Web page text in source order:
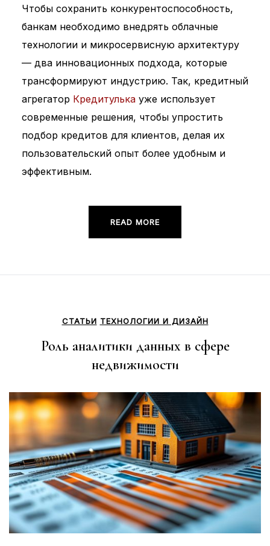
Чтобы сохранить конкурентоспособность,
банкам необходимо внедрять облачные
технологии и микросервисную архитектуру
— два инновационных подхода, которые
трансформируют индустрию. Так, кредитный
агрегатор Кредитулькауже использует
современные решения, чтобы упростить
подбор кредитов для клиентов, делая их
пользовательский опыт более удобным и
эффективным.
READ MORE
СТАТЬИ ТЕХНОЛОГИИ И ДИЗАЙН
Роль аналитики данных в сфере
недвижимости